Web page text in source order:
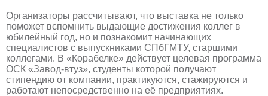
Организаторы рассчитывают, что выставка не только
поможет вспомнить выдающие достижения коллег в
юбилейный год, но и познакомит начинающих
специалистов с выпускниками СПбГМТУ, старшими
коллегами. В «Корабелке» действует целевая программа
ОСК «Завод-втуз», студенты которой получают
стипендию от компании, практикуются, стажируются и
работают непосредственно на её предприятиях.